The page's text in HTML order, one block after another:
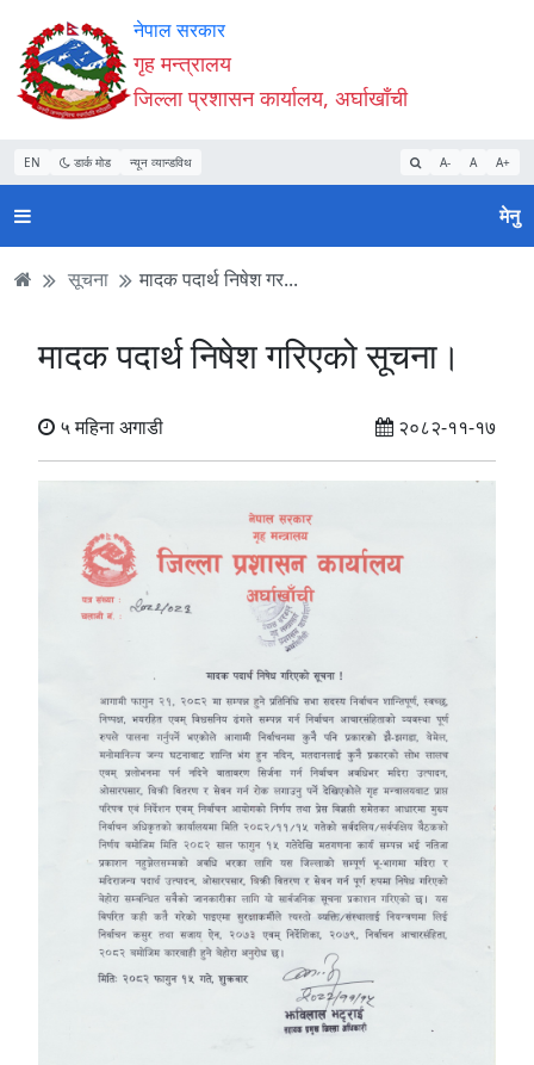
Accessibility
Mode
सुरु
गर्नुहोस्
सामाग्री
पढ्नुहाेस्
नेभिगेसन
पढ्नुहाेस्
वेबसाइट
खोजमा
जानुहोस्
नेपाल सरकार
गृह मन्त्रालय
जिल्ला प्रशासन कार्यालय, अर्घाखाँची
EN डार्क मोड न्यून व्यान्डविथ A- A A+
मेनु
सूचना मादक पदार्थ निषेश गर...
मादक पदार्थ निषेश गरिएको सूचना।
५ महिना अगाडी २०८२-११-१७